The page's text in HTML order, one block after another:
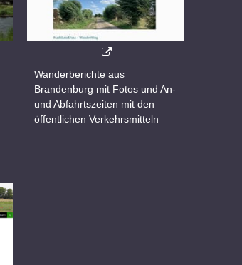
Wanderberichte aus
Brandenburg mit Fotos und An-
und Abfahrtszeiten mit den
öffentlichen Verkehrsmitteln